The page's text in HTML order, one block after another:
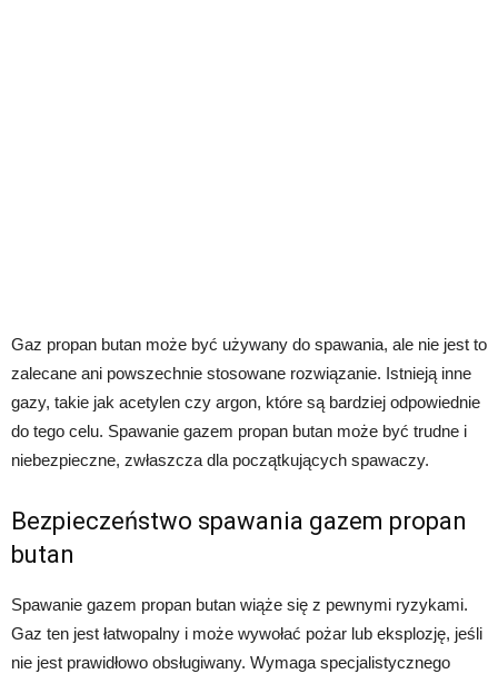
Gaz propan butan może być używany do spawania, ale nie jest to
zalecane ani powszechnie stosowane rozwiązanie. Istnieją inne
gazy, takie jak acetylen czy argon, które są bardziej odpowiednie
do tego celu. Spawanie gazem propan butan może być trudne i
niebezpieczne, zwłaszcza dla początkujących spawaczy.
Bezpieczeństwo spawania gazem propan
butan
Spawanie gazem propan butan wiąże się z pewnymi ryzykami.
Gaz ten jest łatwopalny i może wywołać pożar lub eksplozję, jeśli
nie jest prawidłowo obsługiwany. Wymaga specjalistycznego